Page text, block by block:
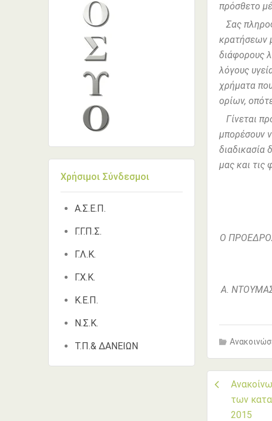
Χρήσιμοι Σύνδεσμοι
Α.Σ.Ε.Π.
Γ.Γ.Π.Σ.
Γ.Λ.Κ.
Γ.Χ.Κ.
Κ.Ε.Π.
Ν.Σ.Κ.
Τ.Π.& ΔΑΝΕΙΩΝ
πρόσθετο
Σας
κρατήσεων
διάφορους
λόγους
χρήματα
ορίων,
Γίνεται
μπορέσουν
διαδικασία
μας και τις
Ο
Α.
των
2015